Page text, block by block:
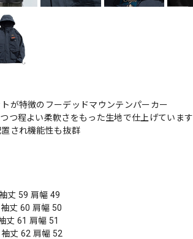
が特徴のフーデッドマウンテンパーカー
つ程よい柔軟さをもった生地で仕上げています
され機能性も抜群
丈 59 肩幅 49
丈 60 肩幅 50
丈 61 肩幅 51
丈 62 肩幅 52